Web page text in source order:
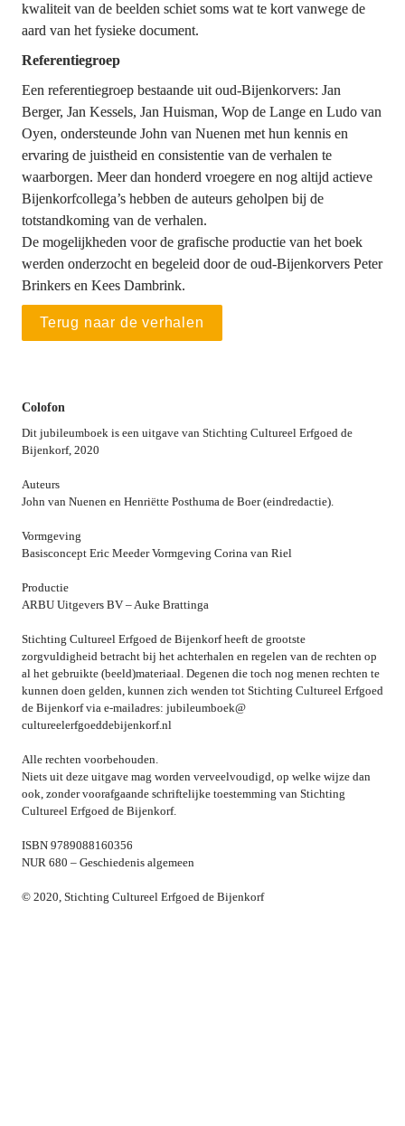
kwaliteit van de beelden schiet soms wat te kort vanwege de
aard van het fysieke document.
Referentiegroep
Een referentiegroep bestaande uit oud-Bijenkorvers: Jan
Berger, Jan Kessels, Jan Huisman, Wop de Lange en Ludo van
Oyen, ondersteunde John van Nuenen met hun kennis en
ervaring de juistheid en consistentie van de verhalen te
waarborgen. Meer dan honderd vroegere en nog altijd actieve
Bijenkorfcollega’s hebben de auteurs geholpen bij de
totstandkoming van de verhalen.
De mogelijkheden voor de grafische productie van het boek
werden onderzocht en begeleid door de oud-Bijenkorvers Peter
Brinkers en Kees Dambrink.
Terug naar de verhalen
Colofon
Dit jubileumboek is een uitgave van Stichting Cultureel Erfgoed de
Bijenkorf, 2020
Auteurs
John van Nuenen en Henriëtte Posthuma de Boer (eindredactie).
Vormgeving
Basisconcept Eric Meeder Vormgeving Corina van Riel
Productie
ARBU Uitgevers BV – Auke Brattinga
Stichting Cultureel Erfgoed de Bijenkorf heeft de grootste
zorgvuldigheid betracht bij het achterhalen en regelen van de rechten op
al het gebruikte (beeld)materiaal. Degenen die toch nog menen rechten te
kunnen doen gelden, kunnen zich wenden tot Stichting Cultureel Erfgoed
de Bijenkorf via e-mailadres: jubileumboek@
cultureelerfgoeddebijenkorf.nl
Alle rechten voorbehouden.
Niets uit deze uitgave mag worden verveelvoudigd, op welke wijze dan
ook, zonder voorafgaande schriftelijke toestemming van Stichting
Cultureel Erfgoed de Bijenkorf.
ISBN 9789088160356
NUR 680 – Geschiedenis algemeen
© 2020, Stichting Cultureel Erfgoed de Bijenkorf